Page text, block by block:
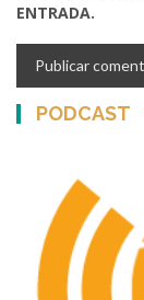
ENTRADA.
PODCAST